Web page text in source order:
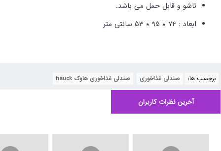
تاشو و قابل حمل می باشد.
ابعاد : 74 * 95 * 53 سانتی متر
برچسب ها: صندلی غذاخوری صندلی غذاخوری هاوک hauck
آخرین نظرات کاربران